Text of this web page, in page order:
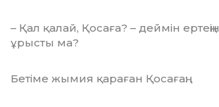
– Қал қалай, Қосаға? – деймін
ұрысты ма?
Бетіме жымия қараған Қосағаң: